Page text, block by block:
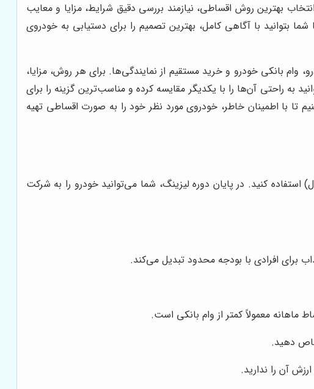
بهترین روش اقساطی، نیازمند بررسی دقیق شرایط، مزایا و معایب
بتوانید با آگاهی کامل، بهترین تصمیم را برای دستیابی به خودروی
بانکی خودرو و خرید مستقیم از نمایندگی‌ها. برای هر روش، مزایا،
راحتی آن‌ها را با یکدیگر مقایسه کرده و مناسب‌ترین گزینه را برای
تا با اطمینان خاطر، خودروی مورد نظر خود را به صورت اقساطی تهیه
یک قرارداد اجاره بلندمدت است که به شما امکان می‌دهد از یک خودرو برای مدت معینی (معمولاً ۲ تا ۵ سال) استفاده کنید. در پایان دوره لیزینگ، شما می‌توانید خودرو را به شرکت
برای افرادی با بودجه محدود تبدیل می‌کند.
ماهانه معمولاً کمتر از وام بانکی است.
دهید.
آن را ندارید.